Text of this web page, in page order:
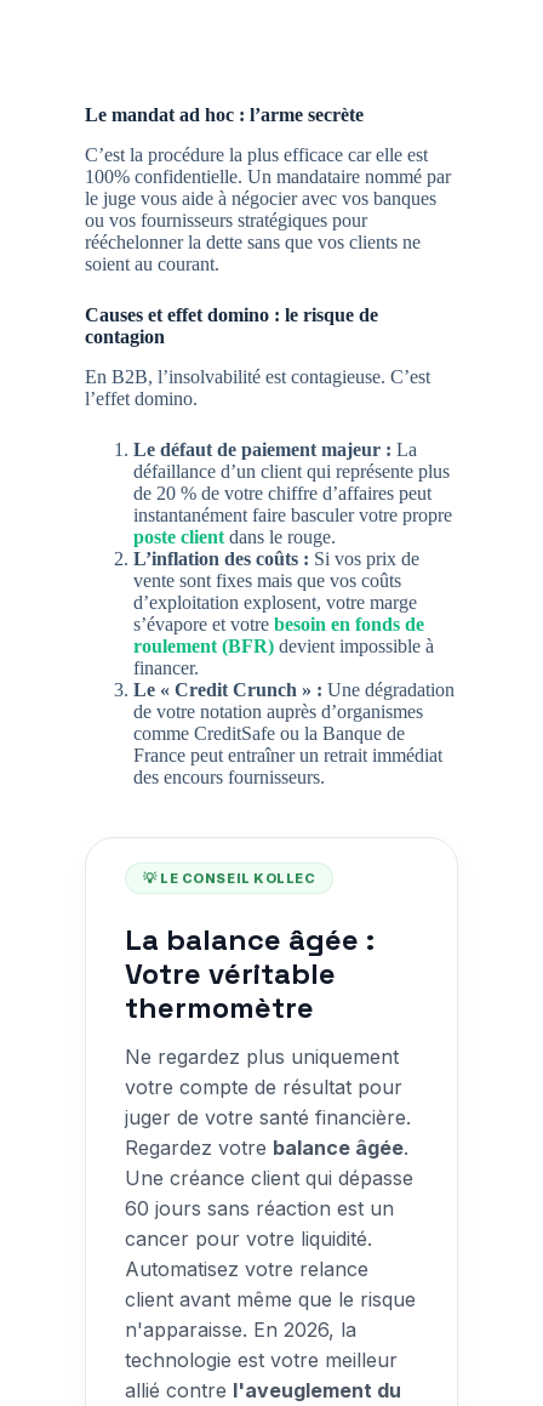
Le mandat ad hoc : l’arme secrète
C’est la procédure la plus efficace car elle est
100% confidentielle. Un mandataire nommé par
le juge vous aide à négocier avec vos banques
ou vos fournisseurs stratégiques pour
rééchelonner la dette sans que vos clients ne
soient au courant.
Causes et effet domino : le risque de
contagion
En B2B, l’insolvabilité est contagieuse. C’est
l’effet domino.
Le défaut de paiement majeur : La
défaillance d’un client qui représente plus
de 20 % de votre chiffre d’affaires peut
instantanément faire basculer votre propre
poste client dans le rouge.
L’inflation des coûts : Si vos prix de
vente sont fixes mais que vos coûts
d’exploitation explosent, votre marge
s’évapore et votre besoin en fonds de
roulement (BFR) devient impossible à
financer.
Le « Credit Crunch » : Une dégradation
de votre notation auprès d’organismes
comme CreditSafe ou la Banque de
France peut entraîner un retrait immédiat
des encours fournisseurs.
💡 LE CONSEIL KOLLEC
La balance âgée :
Votre véritable
thermomètre
Ne regardez plus uniquement
votre compte de résultat pour
juger de votre santé financière.
Regardez votre balance âgée.
Une créance client qui dépasse
60 jours sans réaction est un
cancer pour votre liquidité.
Automatisez votre relance
client avant même que le risque
n'apparaisse. En 2026, la
technologie est votre meilleur
allié contre l'aveuglement du